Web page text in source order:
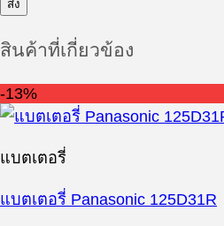
สินค้าที่เกี่ยวข้อง
-13%
แบตเตอรี่
แบตเตอรี่ Panasonic 125D31R